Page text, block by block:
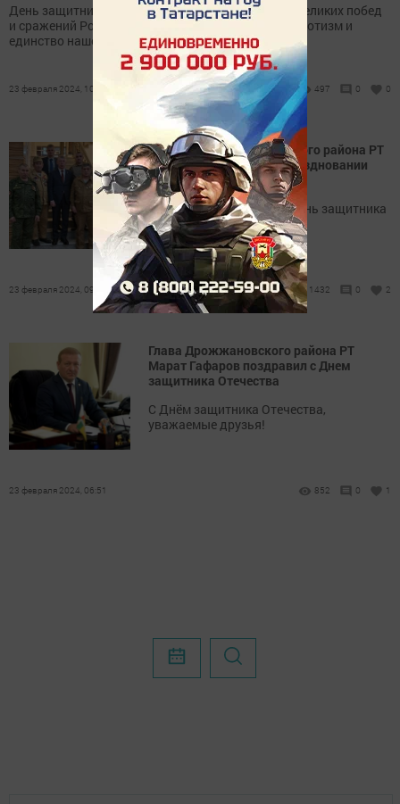
День защитника Отечества воплощает историю великих побед
и сражений России, в основе которых лежат патриотизм и
единство нашего народа.
23 февраля 2024, 10:17 497 0 0
Делегация Дрожжановского района РТ
принимает участие на праздновании
Дня защитника Отечества
23 февраля отмечается день защитника
Отечества.
23 февраля 2024, 09:41 1432 0 2
Глава Дрожжановского района РТ
Марат Гафаров поздравил с Днем
защитника Отечества
С Днём защитника Отечества,
уважаемые друзья!
23 февраля 2024, 06:51 852 0 1